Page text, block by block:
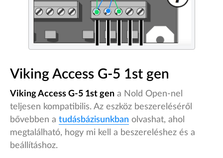
Viking Access G-5 1st gen
Viking Access G-5 1st gen a Nold Open-nel
teljesen kompatibilis. Az eszköz beszereléséről
bővebben a tudásbázisunkban olvashat, ahol
megtalálható, hogy mi kell a beszereléshez és a
beállításhoz.